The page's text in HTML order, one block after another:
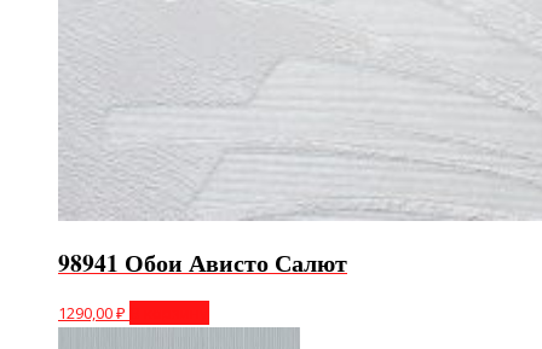
98941 Обои Ависто Салют
1290,00₽